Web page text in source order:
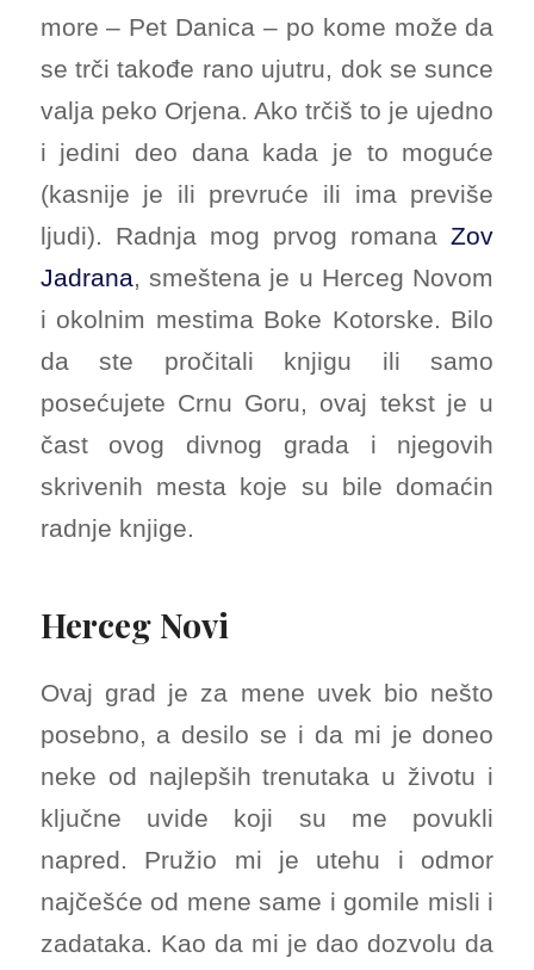
more – Pet Danica – po kome može da
se trči takođe rano ujutru, dok se sunce
valja peko Orjena. Ako trčiš to je ujedno
i jedini deo dana kada je to moguće
(kasnije je ili prevruće ili ima previše
ljudi). Radnja mog prvog romanaZov
Jadrana, smeštena je u Herceg Novom
i okolnim mestima Boke Kotorske. Bilo
da ste pročitali knjigu ili samo
posećujete Crnu Goru, ovaj tekst je u
čast ovog divnog grada i njegovih
skrivenih mesta koje su bile domaćin
radnje knjige.
Herceg Novi
Ovaj grad je za mene uvek bio nešto
posebno, a desilo se i da mi je doneo
neke od najlepših trenutaka u životu i
ključne uvide koji su me povukli
napred. Pružio mi je utehu i odmor
najčešće od mene same i gomile misli i
zadataka. Kao da mi je dao dozvolu da